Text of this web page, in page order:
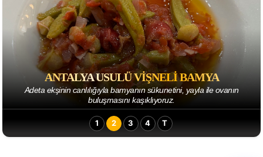
ANTALYA USULÜ VIŞNELI BAMYA
Adeta ekşinin canlılığıyla bamyanın sükunetini, yayla ile ovanın
buluşmasını kaşıklıyoruz.
1 2 3 4 T